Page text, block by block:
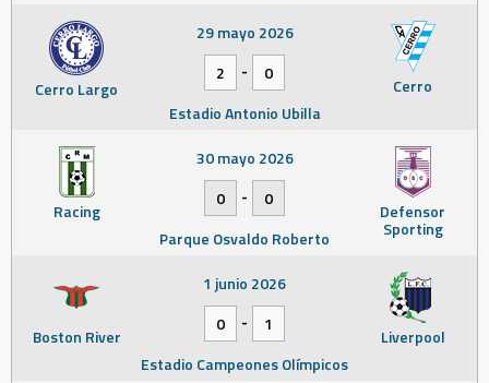
Cerro Largo Cerro
29 mayo 2026
2
-
0
Estadio Antonio Ubilla
Racing Defensor
Sporting
30 mayo 2026
0
-
0
Parque Osvaldo Roberto
Boston River Liverpool
1 junio 2026
0
-
1
Estadio Campeones Olímpicos